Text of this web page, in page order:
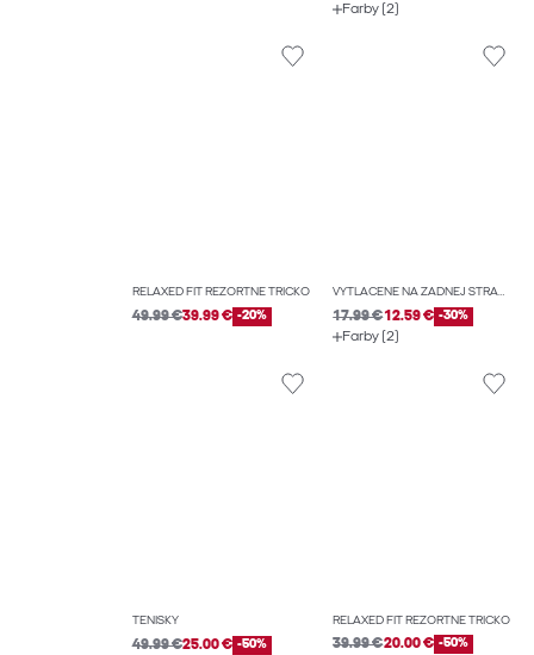
Farby (2)
RELAXED FIT REZORTNÉ TRIČKO
49.99 €39.99 € -20%
VYTLAČENÉ NA ZADNEJ STRANE TRIČKO
17.99 €12.59 € -30%
Farby (2)
TENISKY
49.99 €25.00 € -50%
RELAXED FIT REZORTNÉ TRIČKO
39.99 €20.00 € -50%